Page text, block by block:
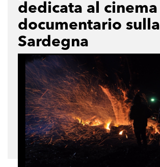
dedicata al cinema
documentario sulla
Sardegna